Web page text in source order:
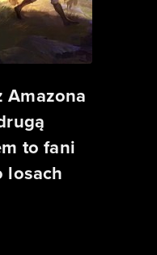
Amazona
to fani
losach